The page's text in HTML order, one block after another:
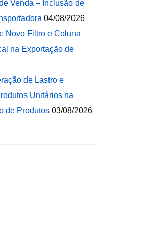
Venda – Inclusão de
04/08/2026
Novo Filtro e Coluna
na Exportação de
de Lastro e
Unitários na
de Produtos 03/08/2026